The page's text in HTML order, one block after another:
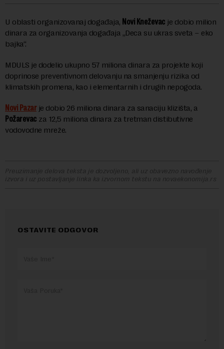
U oblasti organizovanaj događaja, Novi Kneževac je dobio milion
dinara za organizovanja događaja „Deca su ukras sveta – eko
bajka“.
MDULS je dodelio ukupno 57 miliona dinara za projekte koji
doprinose preventivnom delovanju na smanjenju rizika od
klimatskih promena, kao i elementarnih i drugih nepogoda.
Novi Pazarje dobio 26 miliona dinara za sanaciju klizišta, a
Požarevac za 12,5 miliona dinara za tretman distibutivne
vodovodne mreže.
Preuzimanje delova teksta je dozvoljeno, ali uz obavezno navođenje
izvora i uz postavljanje linka ka izvornom tekstu na novaekonomija.rs
OSTAVITE ODGOVOR